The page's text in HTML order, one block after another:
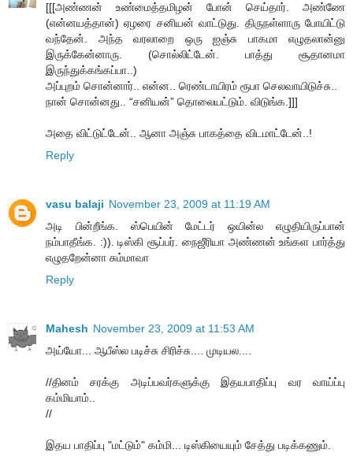
[[[அண்ணன் உண்மைத்தமிழன் போன் செய்தார். அண்ணே
(என்னயத்தான்) ஏழரை சனியன் வாட்டுது. திருநள்ளாரு போயிட்டு
வந்தேன். அந்த வரலாறை ஒரு ஐஞ்சு பாகமா எழுதலான்னு
இருக்கேன்னாரு. (சொல்லிட்டேன். பாத்து சூதானமா
இருந்துக்கங்கப்பா..)
அப்புறம் சொன்னார்.. என்ன.. ரெண்டாயிரம் ரூபா செலவாயிடுச்சு..
நான் சொன்னது.. “சனியன்” தொலையட்டும். விடுங்க.]]]
அதை விட்டுட்டேன்.. ஆனா அஞ்சு பாகத்தை விடமாட்டேன்..!
Reply
vasu balaji November 23, 2009 at 11:19 AM
அடி பின்றீங்க. ஸ்பெயின் மேட்டர் ஒயின்ல எழுதியிருப்பான்
நம்பாதீங்க. :)). டிஸ்கி சூப்பர். நைஜீரியா அண்ணன் உங்கள பார்த்து
எழுதறேன்னா சும்மாவா
Reply
Mahesh November 23, 2009 at 11:53 AM
அய்யோ... ஆபீஸ்ல படிச்சு சிரிச்சு.... முடியல....
//தினம் சரக்கு அடிப்பவர்களுக்கு இதயபாதிப்பு வர வாய்ப்பு
கம்மியாம்..
//
இதய பாதிப்பு "மட்டும்" கம்மி... டிஸ்கியையும் சேத்து படிக்கணும்.